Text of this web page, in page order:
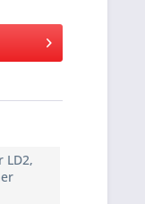
LD2,